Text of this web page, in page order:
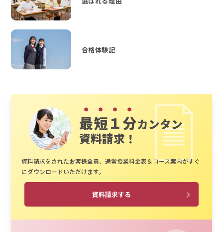
合格体験記
最短１分カンタン
資料請求！
資料請求をされたお客様全員、通常授業料金表＆コース案内がすぐ
にダウンロードいただけます。
資料請求する